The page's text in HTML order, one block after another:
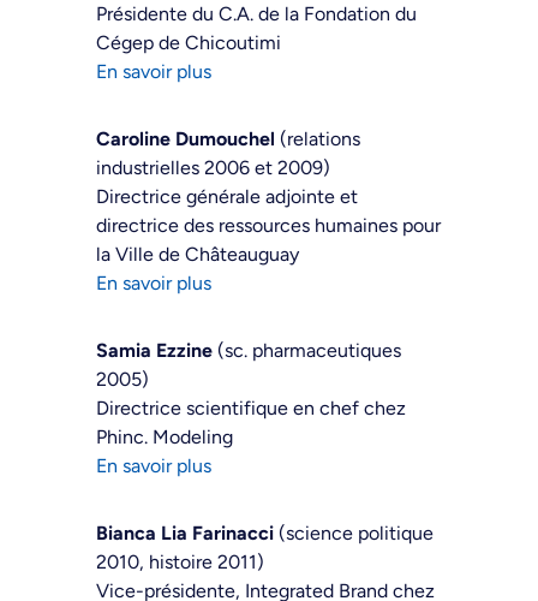
Présidente du C.A. de la Fondation du
Cégep de Chicoutimi
En savoir plus
Caroline Dumouchel (relations
industrielles 2006 et 2009)
Directrice générale adjointe et
directrice des ressources humaines pour
la Ville de Châteauguay
En savoir plus
Samia Ezzine (sc. pharmaceutiques
2005)
Directrice scientifique en chef chez
Phinc. Modeling
En savoir plus
Bianca Lia Farinacci (science politique
2010, histoire 2011)
Vice-présidente, Integrated Brand chez